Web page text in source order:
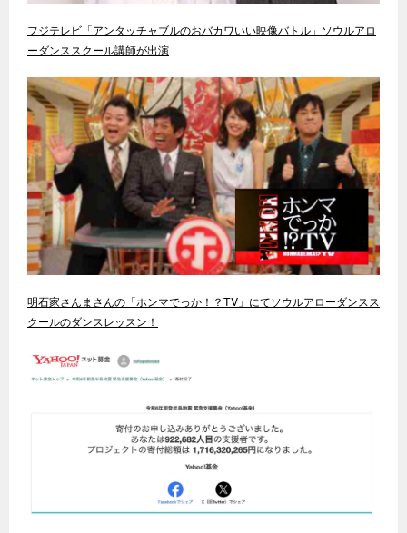
フジテレビ「アンタッチャブルのおバカワいい映像バトル」ソウルアロ
ーダンススクール講師が出演
明石家さんまさんの「ホンマでっか！？TV」にてソウルアローダンスス
クールのダンスレッスン！